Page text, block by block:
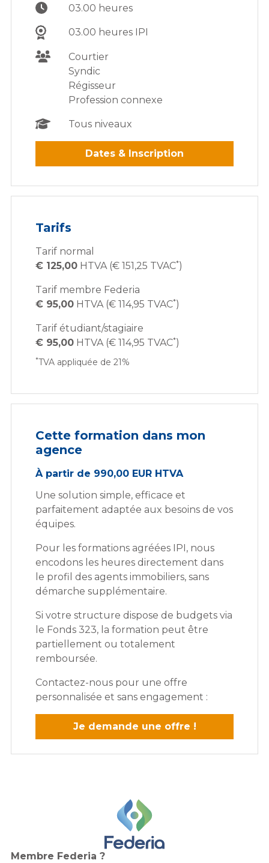
03.00 heures
03.00 heures IPI
Courtier
Syndic
Régisseur
Profession connexe
Tous niveaux
Dates & Inscription
Tarifs
Tarif normal
€ 125,00 HTVA (€ 151,25 TVAC*)
Tarif membre Federia
€ 95,00 HTVA (€ 114,95 TVAC*)
Tarif étudiant/stagiaire
€ 95,00 HTVA (€ 114,95 TVAC*)
*TVA appliquée de 21%
Cette formation dans mon
agence
À partir de 990,00 EUR HTVA
Une solution simple, efficace et
parfaitement adaptée aux besoins de vos
équipes.
Pour les formations agréées IPI, nous
encodons les heures directement dans
le profil des agents immobiliers, sans
démarche supplémentaire.
Si votre structure dispose de budgets via
le Fonds 323, la formation peut être
partiellement ou totalement
remboursée.
Contactez-nous pour une offre
personnalisée et sans engagement :
Je demande une offre !
Membre Federia ?